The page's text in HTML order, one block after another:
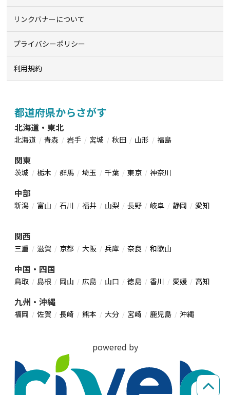
リンクバナーについて
プライバシーポリシー
利用規約
都道府県からさがす
北海道・東北
北海道 青森 岩手 宮城 秋田 山形 福島
関東
茨城 栃木 群馬 埼玉 千葉 東京 神奈川
中部
新潟 富山 石川 福井 山梨 長野 岐阜 静岡 愛知
関西
三重 滋賀 京都 大阪 兵庫 奈良 和歌山
中国・四国
鳥取 島根 岡山 広島 山口 徳島 香川 愛媛 高知
九州・沖縄
福岡 佐賀 長崎 熊本 大分 宮崎 鹿児島 沖縄
powered by